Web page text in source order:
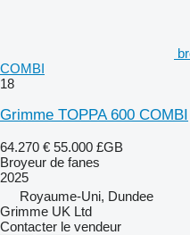
COMBI
18
Grimme TOPPA 600 COMBI
64.270 € 55.000 £GB
Broyeur de fanes
2025
Royaume-Uni, Dundee
Grimme UK Ltd
Contacter le vendeur